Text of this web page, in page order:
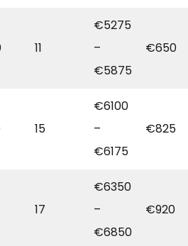
11
€5275
–
€5875
€650
15
€6100
–
€6175
€825
17
€6350
–
€6850
€920